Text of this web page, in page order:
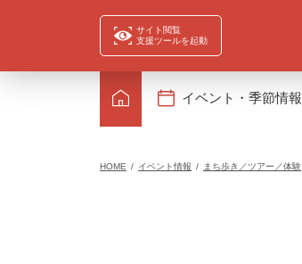
サイト閲覧
支援ツールを起動
イベント・季節情報
HOME イベント情報 まち歩き／ツアー／体験